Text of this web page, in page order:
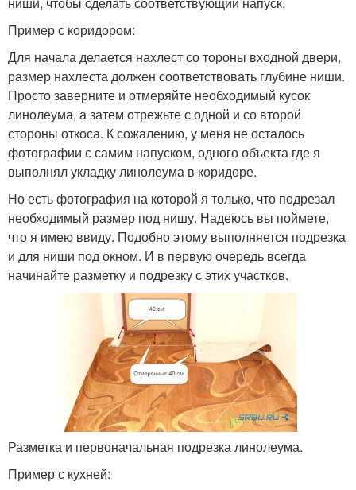
Пример с коридором:
Для начала делается нахлест со тороны входной двери,
размер нахлеста должен соответствовать глубине ниши.
Просто заверните и отмеряйте необходимый кусок
линолеума, а затем отрежьте с одной и со второй
стороны откоса. К сожалению, у меня не осталось
фотографии с самим напуском, одного объекта где я
выполнял укладку линолеума в коридоре.
Но есть фотография на которой я только, что подрезал
необходимый размер под нишу. Надеюсь вы поймете,
что я имею ввиду. Подобно этому выполняется подрезка
и для ниши под окном. И в первую очередь всегда
начинайте разметку и подрезку с этих участков.
Разметка и первоначальная подрезка линолеума.
Пример с кухней: